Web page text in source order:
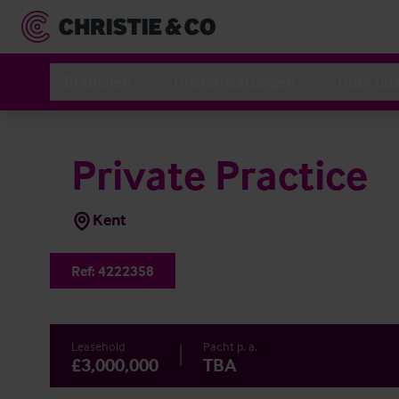
Private Practice
Kent
Ref: 4222358
Leasehold
£3,000,000
Pacht p. a.
TBA